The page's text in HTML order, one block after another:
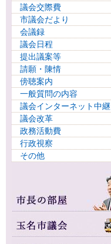
議会交際費
市議会だより
会議録
議会日程
提出議案等
請願・陳情
傍聴案内
一般質問の内容
議会インターネット中継
議会改革
政務活動費
行政視察
その他